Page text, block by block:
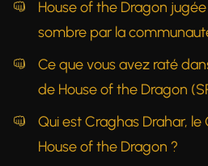
House of the Dragon
sombre par la
Ce que vous avez raté
de House of the Dragon
Qui est Craghas Drahar,
House of the Dragon ?